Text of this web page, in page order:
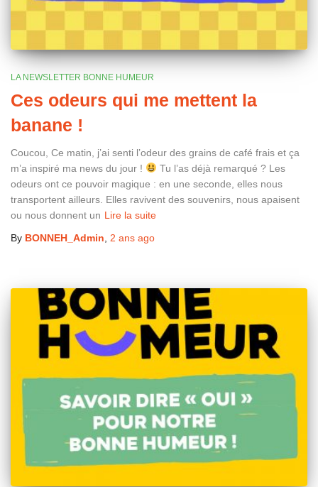
LA NEWSLETTER BONNE HUMEUR
Ces odeurs qui me mettent la
banane !
Coucou, Ce matin, j’ai senti l’odeur des grains de café frais et ça
m’a inspiré ma news du jour !
Tu l’as déjà remarqué ? Les
odeurs ont ce pouvoir magique : en une seconde, elles nous
transportent ailleurs. Elles ravivent des souvenirs, nous apaisent
ou nous donnent un Lire la suite
By BONNEH_Admin 2 ans ago